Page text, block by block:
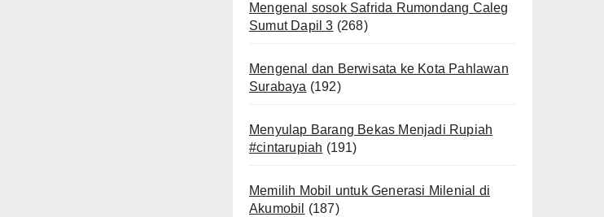
Mengenal sosok Safrida Rumondang Caleg
Sumut Dapil 3 (268)
Mengenal dan Berwisata ke Kota Pahlawan
Surabaya (192)
Menyulap Barang Bekas Menjadi Rupiah
#cintarupiah (191)
Memilih Mobil untuk Generasi Milenial di
Akumobil
(187)